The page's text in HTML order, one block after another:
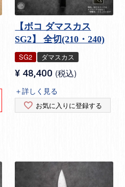
【ボコ ダマスカス
SG2】 全切(210・240)
SG2 ダマスカス
¥ 48,400 税込
＋詳しく見る
お気に入りに登録する